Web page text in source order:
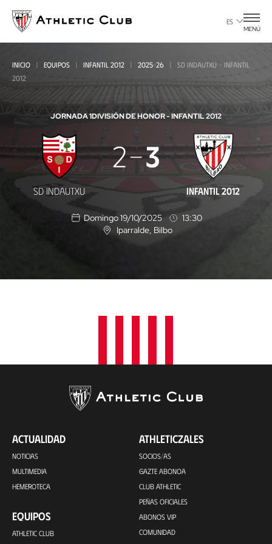
contenido
principal
ES
MENÚ
INICIO EQUIPOS INFANTIL 2012 2025-26
SD INDAUTXU - INFANTIL
2012
JORNADA 1DIVISIÓN DE HONOR - INFANTIL 2012
SD
Indautxu
-
Infantil
SD INDAUTXU
2 3
INFANTIL 2012
Domingo 19/10/2025
13:30
U
n
Iparralde, Bilbo
ACTUALIDAD
NOTICIAS
MULTIMEDIA
HEMEROTECA
EQUIPOS
ATHLETIC CLUB
ATHLETICZALES
SOCIOS/AS
GAZTE ABONOA
CLUB ATHLETIC
PEÑAS OFICIALES
ABONOS VIP
COMUNIDAD